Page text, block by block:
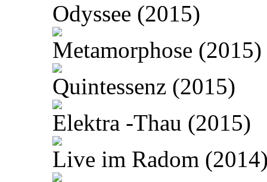
Odyssee (2015)
Metamorphose (2015)
Quintessenz (2015)
Elektra -Thau (2015)
Live im Radom